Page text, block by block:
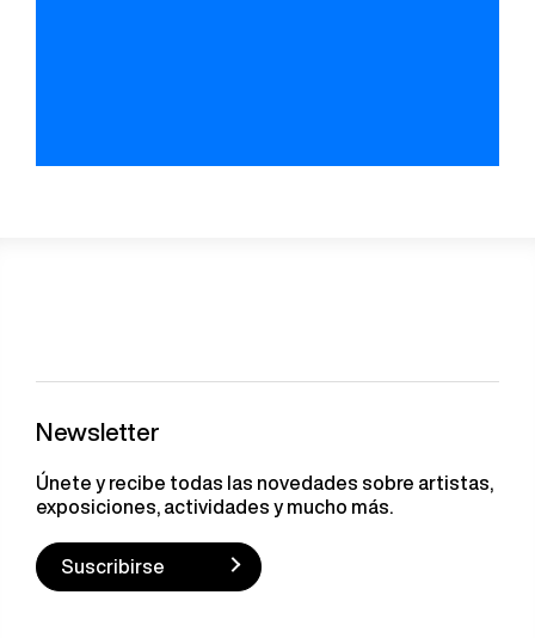
Newsletter
Únete y recibe todas las novedades sobre artistas,
exposiciones, actividades y mucho más.
Suscribirse